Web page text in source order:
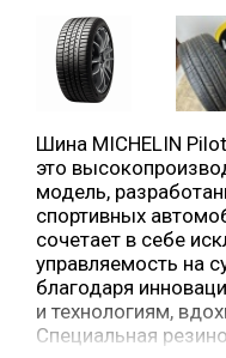
Шина MICHELIN
это
модель,
спортивных
сочетает в себе
управляемость на
благодаря
и технологиям,
Специальная